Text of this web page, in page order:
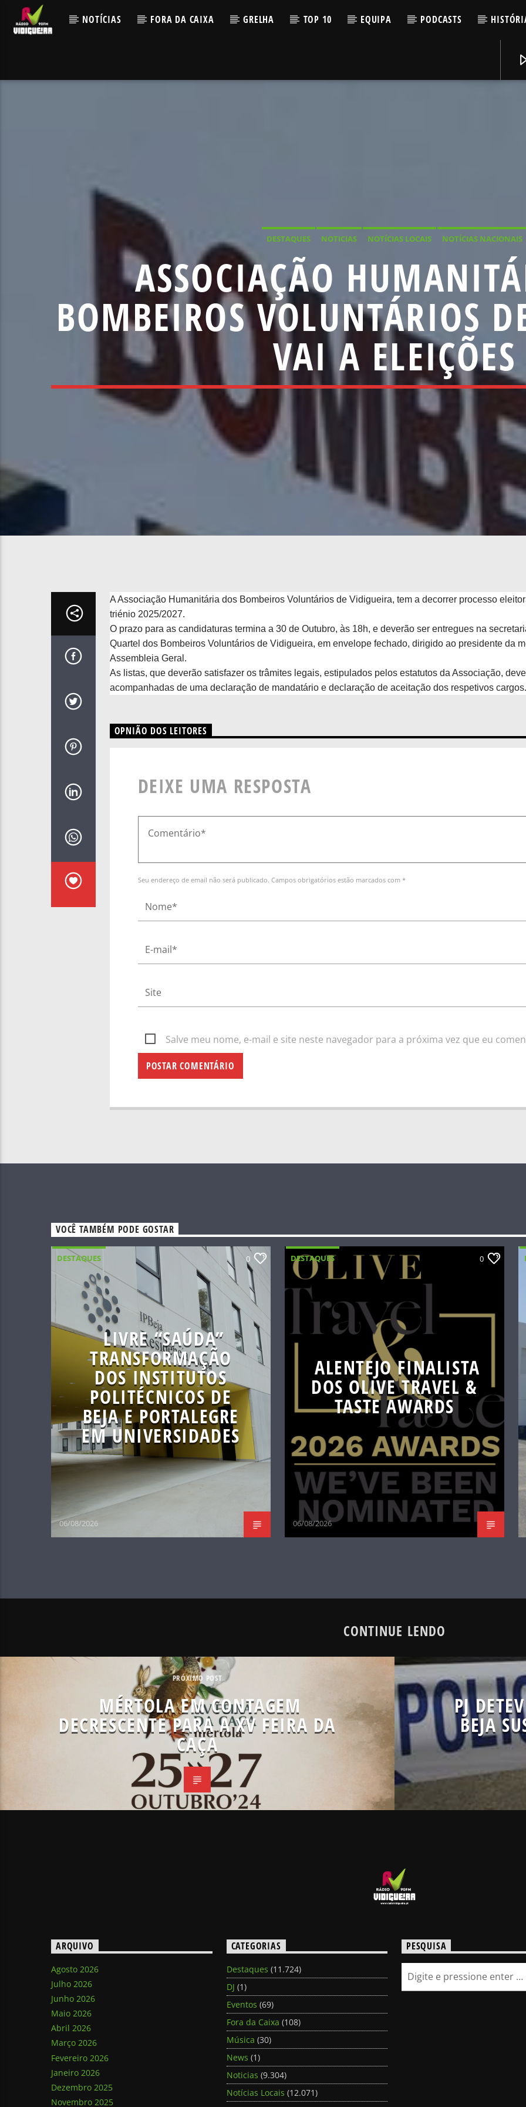
NOTÍCIAS FORA DA CAIXA GRELHA TOP 10 EQUIPA PODCASTS
DESTAQUES NOTICIAS NOTÍCIAS LOCAIS NOTÍCIAS NACIONAIS
ASSOCIAÇÃO
BOMBEIROS VOLUNTÁRIOS
VAI A ELEIÇÕES
A Associação Humanitária dos Bombeiros Voluntários de Vidigueira, tem a decorrer processo
triénio 2025/2027.
O prazo para as candidaturas termina a 30 de Outubro, às 18h, e deverão ser entregues na
Quartel dos Bombeiros Voluntários de Vidigueira, em envelope fechado, dirigido ao presidente da
Assembleia Geral.
As listas, que deverão satisfazer os trâmites legais, estipulados pelos estatutos da Associação,
acompanhadas de uma declaração de mandatário e declaração de aceitação dos respetivos cargos.
OPNIÃO DOS LEITORES
DEIXE UMA RESPOSTA
Seu endereço de email não será publicado. Campos obrigatórios estão marcados com *
Salve meu nome, e-mail e site neste navegador para a próxima vez que eu
VOCÊ TAMBÉM PODE GOSTAR
DESTAQUES 0
LIVRE “SAÚDA”
TRANSFORMAÇÃO
DOS INSTITUTOS
POLITÉCNICOS DE
BEJA E PORTALEGRE
EM UNIVERSIDADES
06/08/2026
DESTAQUES 0
ALENTEJO FINALISTA
DOS OLIVE TRAVEL &
TASTE AWARDS
06/08/2026
CONTINUE LENDO
PRÓXIMO POST
MÉRTOLA EM CONTAGEM
DECRESCENTE PARA A XV FEIRA DA
CAÇA
PJ
BEJA
ARQUIVO
Agosto 2026
Julho 2026
Junho 2026
Maio 2026
Abril 2026
Março 2026
Fevereiro 2026
Janeiro 2026
Dezembro 2025
Novembro 2025
CATEGORIAS
Destaques (11.724)
DJ (1)
Eventos (69)
Fora da Caixa (108)
Música (30)
News (1)
Noticias (9.304)
Notícias Locais (12.071)
PESQUISA